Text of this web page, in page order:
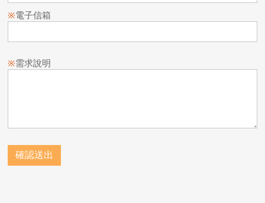
※電子信箱
※需求說明